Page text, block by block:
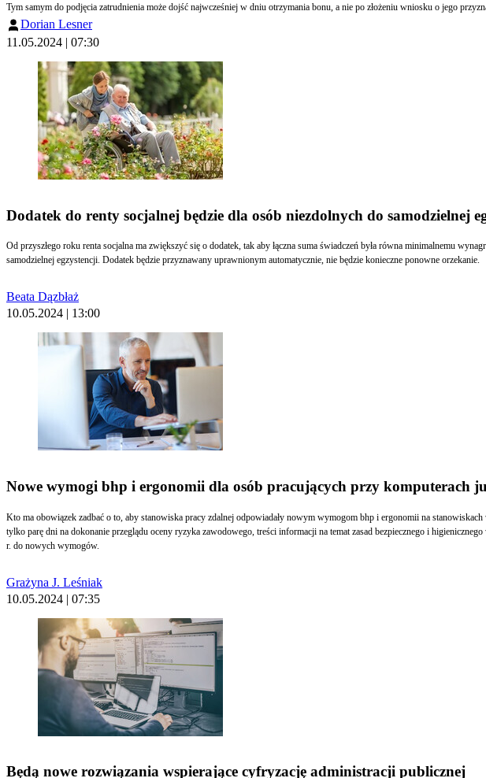
Tym samym do podjęcia zatrudnienia może dojść najwcześniej w dniu otrzymania bonu, a nie po złożeniu wniosku o jego
Dorian Lesner
11.05.2024 | 07:30
Dodatek do renty socjalnej będzie dla osób niezdolnych do samodzielnej
Od przyszłego roku renta socjalna ma zwiększyć się o dodatek, tak aby łączna suma świadczeń była równa minimalnemu
samodzielnej egzystencji. Dodatek będzie przyznawany uprawnionym automatycznie, nie będzie konieczne ponowne orzekanie.
Beata Dązbłaż
10.05.2024 | 13:00
Nowe wymogi bhp i ergonomii dla osób pracujących przy komputerach
Kto ma obowiązek zadbać o to, aby stanowiska pracy zdalnej odpowiadały nowym wymogom bhp i ergonomii na
tylko parę dni na dokonanie przeglądu oceny ryzyka zawodowego, treści informacji na temat zasad bezpiecznego i
r. do nowych wymogów.
Grażyna J. Leśniak
10.05.2024 | 07:35
Będą nowe rozwiązania wspierające cyfryzację administracji publicznej